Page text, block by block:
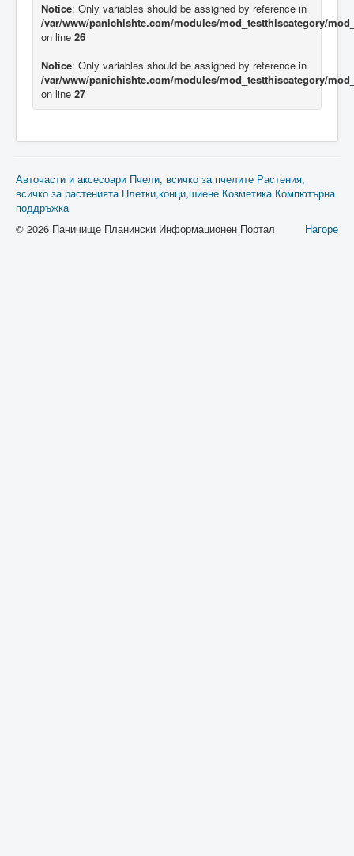
Notice: Only variables should be assigned by reference in
/var/www/panichishte.com/modules/mod_testthiscategory/
on line 26
Notice: Only variables should be assigned by reference in
/var/www/panichishte.com/modules/mod_testthiscategory/
on line 27
Авточасти и аксесоари Пчели, всичко за пчелите Растения,
всичко за растенията Плетки,конци,шиене Козметика Компютърна
поддръжка
Нагоре
© 2026 Паничище Планински Информационен Портал